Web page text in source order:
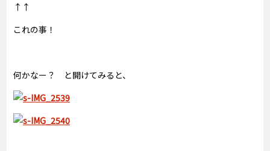
↑↑
これの事！
何かなー？ と開けてみると、